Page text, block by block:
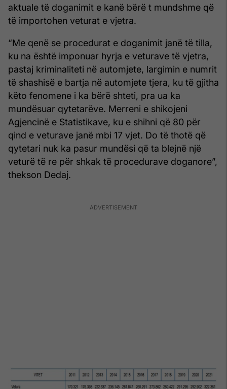
aktuale të doganimit e kanë bërë t mundshme që
të importohen veturat e vjetra.
“Me qenë se procedurat e doganimit janë të tilla,
ku na është imponuar hyrja e veturave të vjetra,
pastaj kriminaliteti në automjete, largimin e numrit
të shashisë e bartja në automjete tjera, ku të gjitha
këto fenomene i ka bërë shteti, pra ua ka
mundësuar qytetarëve. Merreni e shikojeni
Agjencinë e Statistikave, ku e shihni që 80 për
qind e veturave janë mbi 17 vjet. Do të thotë që
qytetari nuk ka pasur mundësi që ta blejnë një
veturë të re për shkak të procedurave doganore”,
thekson Dedaj.